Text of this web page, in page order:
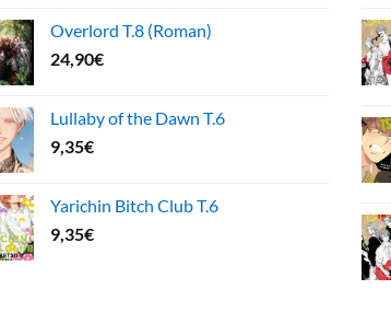
Overlord T.8 (Roman)
24,90€
Lullaby of the Dawn T.6
9,35€
Yarichin Bitch Club T.6
9,35€